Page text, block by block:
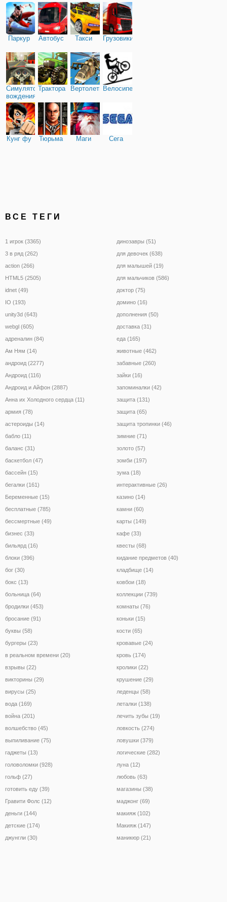
Паркур Автобус Такси Грузовики
Симулятор
вождения
Трактора ВертолетыВелосипед
Кунг фу Тюрьма Маги Сега
ВСЕ ТЕГИ
1 игрок (3365)
3 в ряд (262)
action (266)
HTML5 (2505)
idnet (49)
IO (193)
unity3d (643)
webgl (605)
адреналин (84)
Ам Ням (14)
андроид (2277)
Андроид (116)
Андроид и Айфон (2887)
Анна их Холодного сердца (11)
армия (78)
астероиды (14)
бабло (11)
баланс (31)
баскетбол (47)
бассейн (15)
бегалки (161)
Беременные (15)
бесплатные (785)
бессмертные (49)
бизнес (33)
бильярд (16)
блоки (396)
бог (30)
бокс (13)
больница (64)
бродилки (453)
бросание (91)
буквы (58)
бургеры (23)
в реальном времени (20)
взрывы (22)
викторины (29)
вирусы (25)
вода (169)
война (201)
волшебство (45)
выпиливание (75)
гаджеты (13)
головоломки (928)
гольф (27)
готовить еду (39)
Гравити Фолс (12)
деньги (144)
детские (174)
джунгли (30)
динозавры (51)
для девочек (638)
для малышей (19)
для мальчиков (586)
доктор (75)
домино (16)
дополнения (50)
доставка (31)
еда (165)
животные (462)
забавные (260)
зайки (16)
запоминалки (42)
защита (131)
защита (65)
защита тропинки (46)
зимние (71)
золото (57)
зомби (197)
зума (18)
интерактивные (26)
казино (14)
камни (60)
карты (149)
кафе (33)
квесты (68)
кидание предметов (40)
кладбище (14)
ковбои (18)
коллекции (739)
комнаты (76)
коньки (15)
кости (65)
кровавые (24)
кровь (174)
кролики (22)
крушение (29)
леденцы (58)
леталки (138)
лечить зубы (19)
ловкость (274)
ловушки (379)
логические (282)
луна (12)
любовь (63)
магазины (38)
маджонг (69)
макияж (102)
Макияж (147)
маникюр (21)